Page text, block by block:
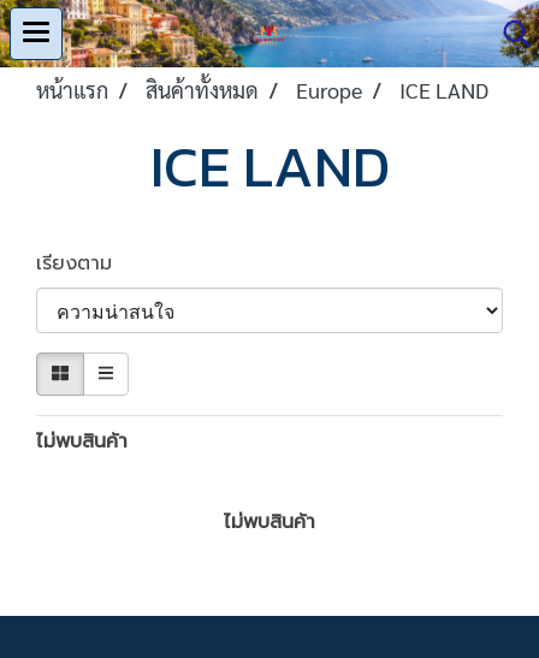
หน้าแรก สินค้าทั้งหมด Europe ICE LAND
ICE LAND
เรียงตาม
ไม่พบสินค้า
ไม่พบสินค้า